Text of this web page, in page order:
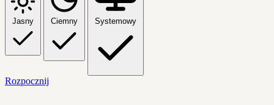
Jasny Ciemny Systemowy
Rozpocznij